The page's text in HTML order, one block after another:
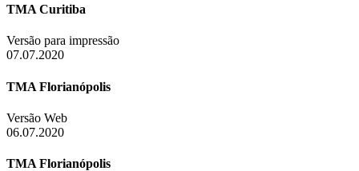
TMA Curitiba
Versão para impressão
07.07.2020
TMA Florianópolis
Versão Web
06.07.2020
TMA Florianópolis